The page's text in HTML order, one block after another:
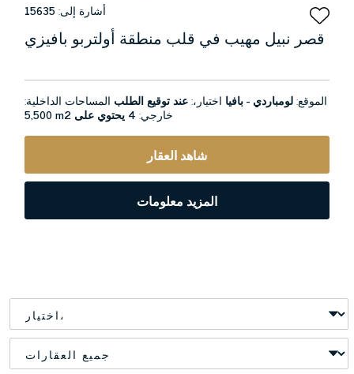
أشارة إلى:15635
قصر نبيل مهيب في قلب منطقة أولتربو بافيزي
الموقع:لومباردي - بافيا اختيار،:عند توقيع الطلب المساحات الداخلية:
5,500 m2 خارجي: 4 يحتوي على
شاهد العقار
المزيد معلومات